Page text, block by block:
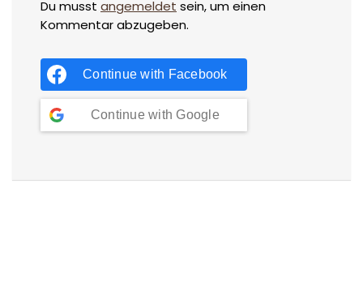
Du musst angemeldet sein, um einen
Kommentar abzugeben.
Continue with Facebook
Continue with Google